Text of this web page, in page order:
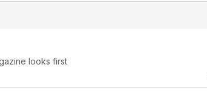
looks first